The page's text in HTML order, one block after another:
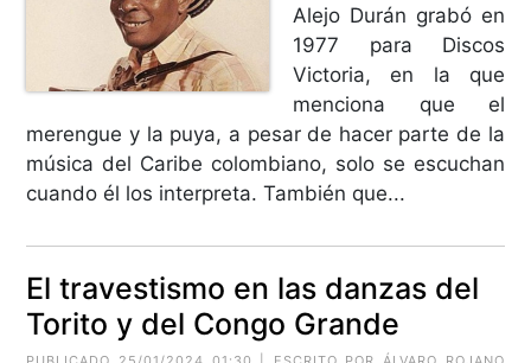
Alejo Durán grabó en
1977 para Discos
Victoria, en la que
menciona que el
merengue y la puya, a pesar de hacer parte de la
música del Caribe colombiano, solo se escuchan
cuando él los interpreta. También que...
El travestismo en las danzas del
Torito y del Congo Grande